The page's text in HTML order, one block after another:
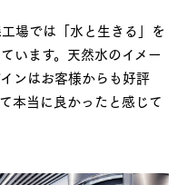
場では「水と生きる」を
います。天然水のイメー
ンはお客様からも好評
本当に良かったと感じて